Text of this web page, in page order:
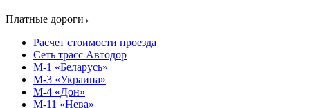
Платные дороги
Расчет стоимости проезда
Сеть трасс Автодор
М-1 «Беларусь»
М-3 «Украина»
М-4 «Дон»
М-11 «Нева»